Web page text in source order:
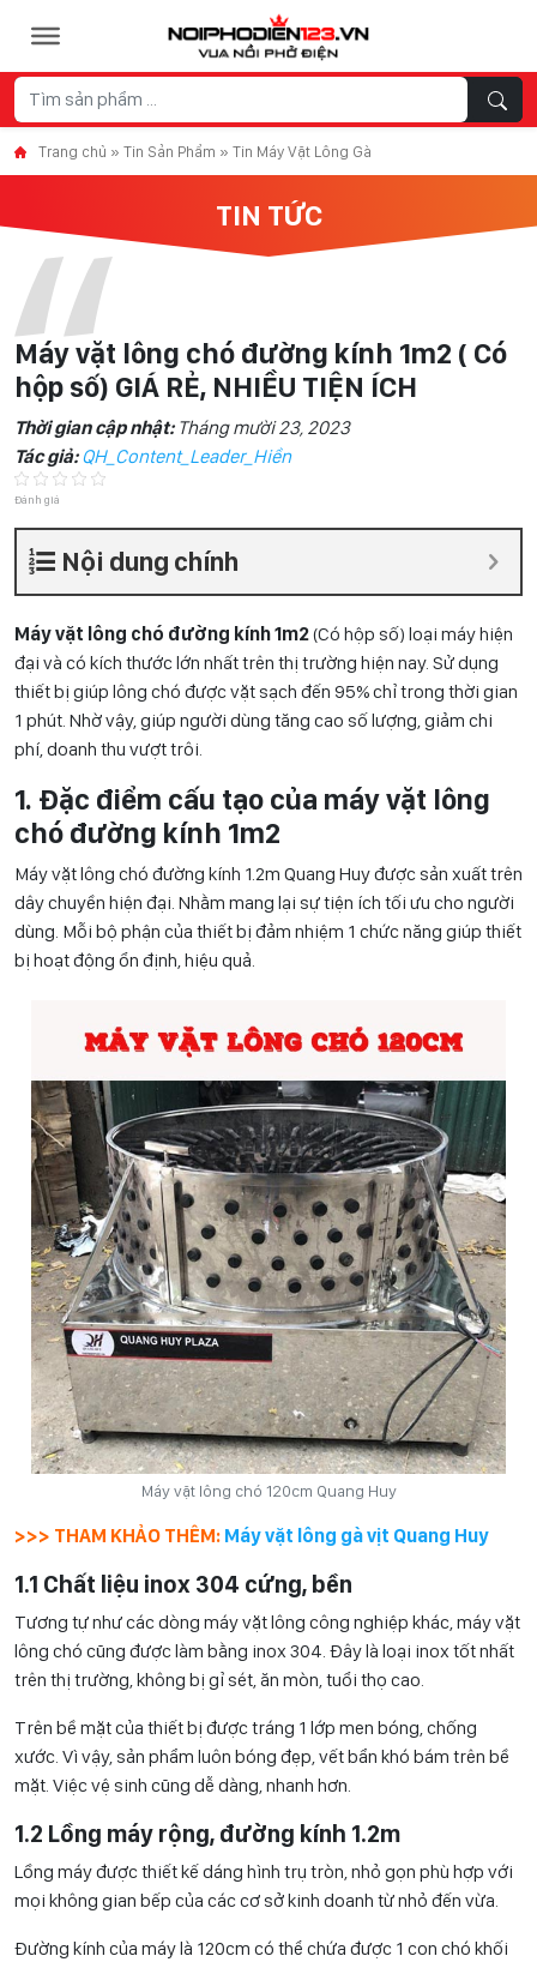
Trang chủ » Tin Sản Phẩm » Tin Máy Vặt Lông Gà
TIN TỨC
Máy vặt lông chó đường kính 1m2 ( Có
hộp số) GIÁ RẺ, NHIỀU TIỆN ÍCH
Thời gian cập nhật: Tháng mười 23, 2023
Tác giả:QH_Content_Leader_Hiền
Đánh giá
Nội dung chính
Máy vặt lông chó đường kính 1m2(Có hộp số) loại máy hiện
đại và có kích thước lớn nhất trên thị trường hiện nay. Sử dụng
thiết bị giúp lông chó được vặt sạch đến 95% chỉ trong thời gian
1 phút. Nhờ vậy, giúp người dùng tăng cao số lượng, giảm chi
phí, doanh thu vượt trôi.
1. Đặc điểm cấu tạo của máy vặt lông
chó đường kính 1m2
Máy vặt lông chó đường kính 1.2m Quang Huy được sản xuất trên
dây chuyền hiện đại. Nhằm mang lại sự tiện ích tối ưu cho người
dùng. Mỗi bộ phận của thiết bị đảm nhiệm 1 chức năng giúp thiết
bị hoạt động ổn định, hiệu quả.
Máy vặt lông chó 120cm Quang Huy
>>> THAM KHẢO THÊM: Máy vặt lông gà vịt Quang Huy
1.1 Chất liệu inox 304 cứng, bền
Tương tự như các dòng máy vặt lông công nghiệp khác, máy vặt
lông chó cũng được làm bằng inox 304. Đây là loại inox tốt nhất
trên thị trường, không bị gỉ sét, ăn mòn, tuổi thọ cao.
Trên bề mặt của thiết bị được tráng 1 lớp men bóng, chống
xước. Vì vậy, sản phẩm luôn bóng đẹp, vết bẩn khó bám trên bề
mặt. Việc vệ sinh cũng dễ dàng, nhanh hơn.
1.2 Lồng máy rộng, đường kính 1.2m
Lồng máy được thiết kế dáng hình trụ tròn, nhỏ gọn phù hợp với
mọi không gian bếp của các cơ sở kinh doanh từ nhỏ đến vừa.
Đường kính của máy là 120cm có thể chứa được 1 con chó khối